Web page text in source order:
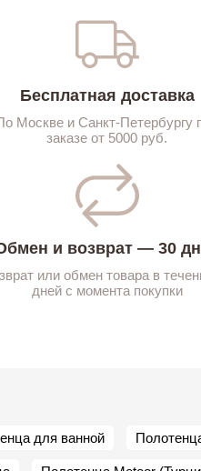
Бесплатная доставка
Москве и Санкт-Петербургу
заказе от 5000 руб.
и возврат — 30
или обмен товара в
дней с момента покупки
для ванной